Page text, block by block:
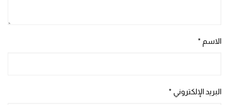
الاسم *
البريد الإلكتروني *